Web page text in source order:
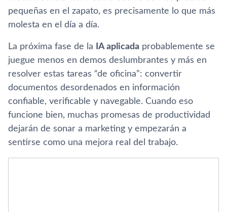
pequeñas en el zapato, es precisamente lo que más
molesta en el día a día.
La próxima fase de la IA aplicada probablemente se
juegue menos en demos deslumbrantes y más en
resolver estas tareas “de oficina”: convertir
documentos desordenados en información
confiable, verificable y navegable. Cuando eso
funcione bien, muchas promesas de productividad
dejarán de sonar a marketing y empezarán a
sentirse como una mejora real del trabajo.